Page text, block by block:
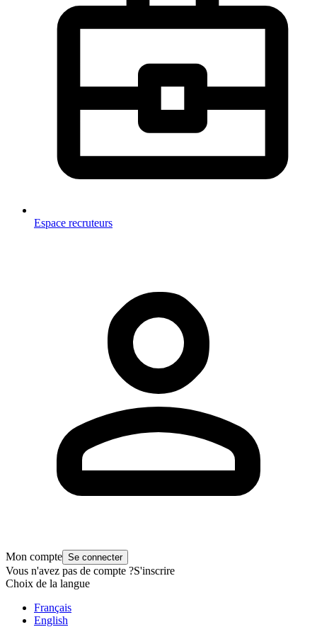
Espace recruteurs
Mon compte Se connecter
Vous n'avez pas de compte ?S'inscrire
Choix de la langue
Français
English